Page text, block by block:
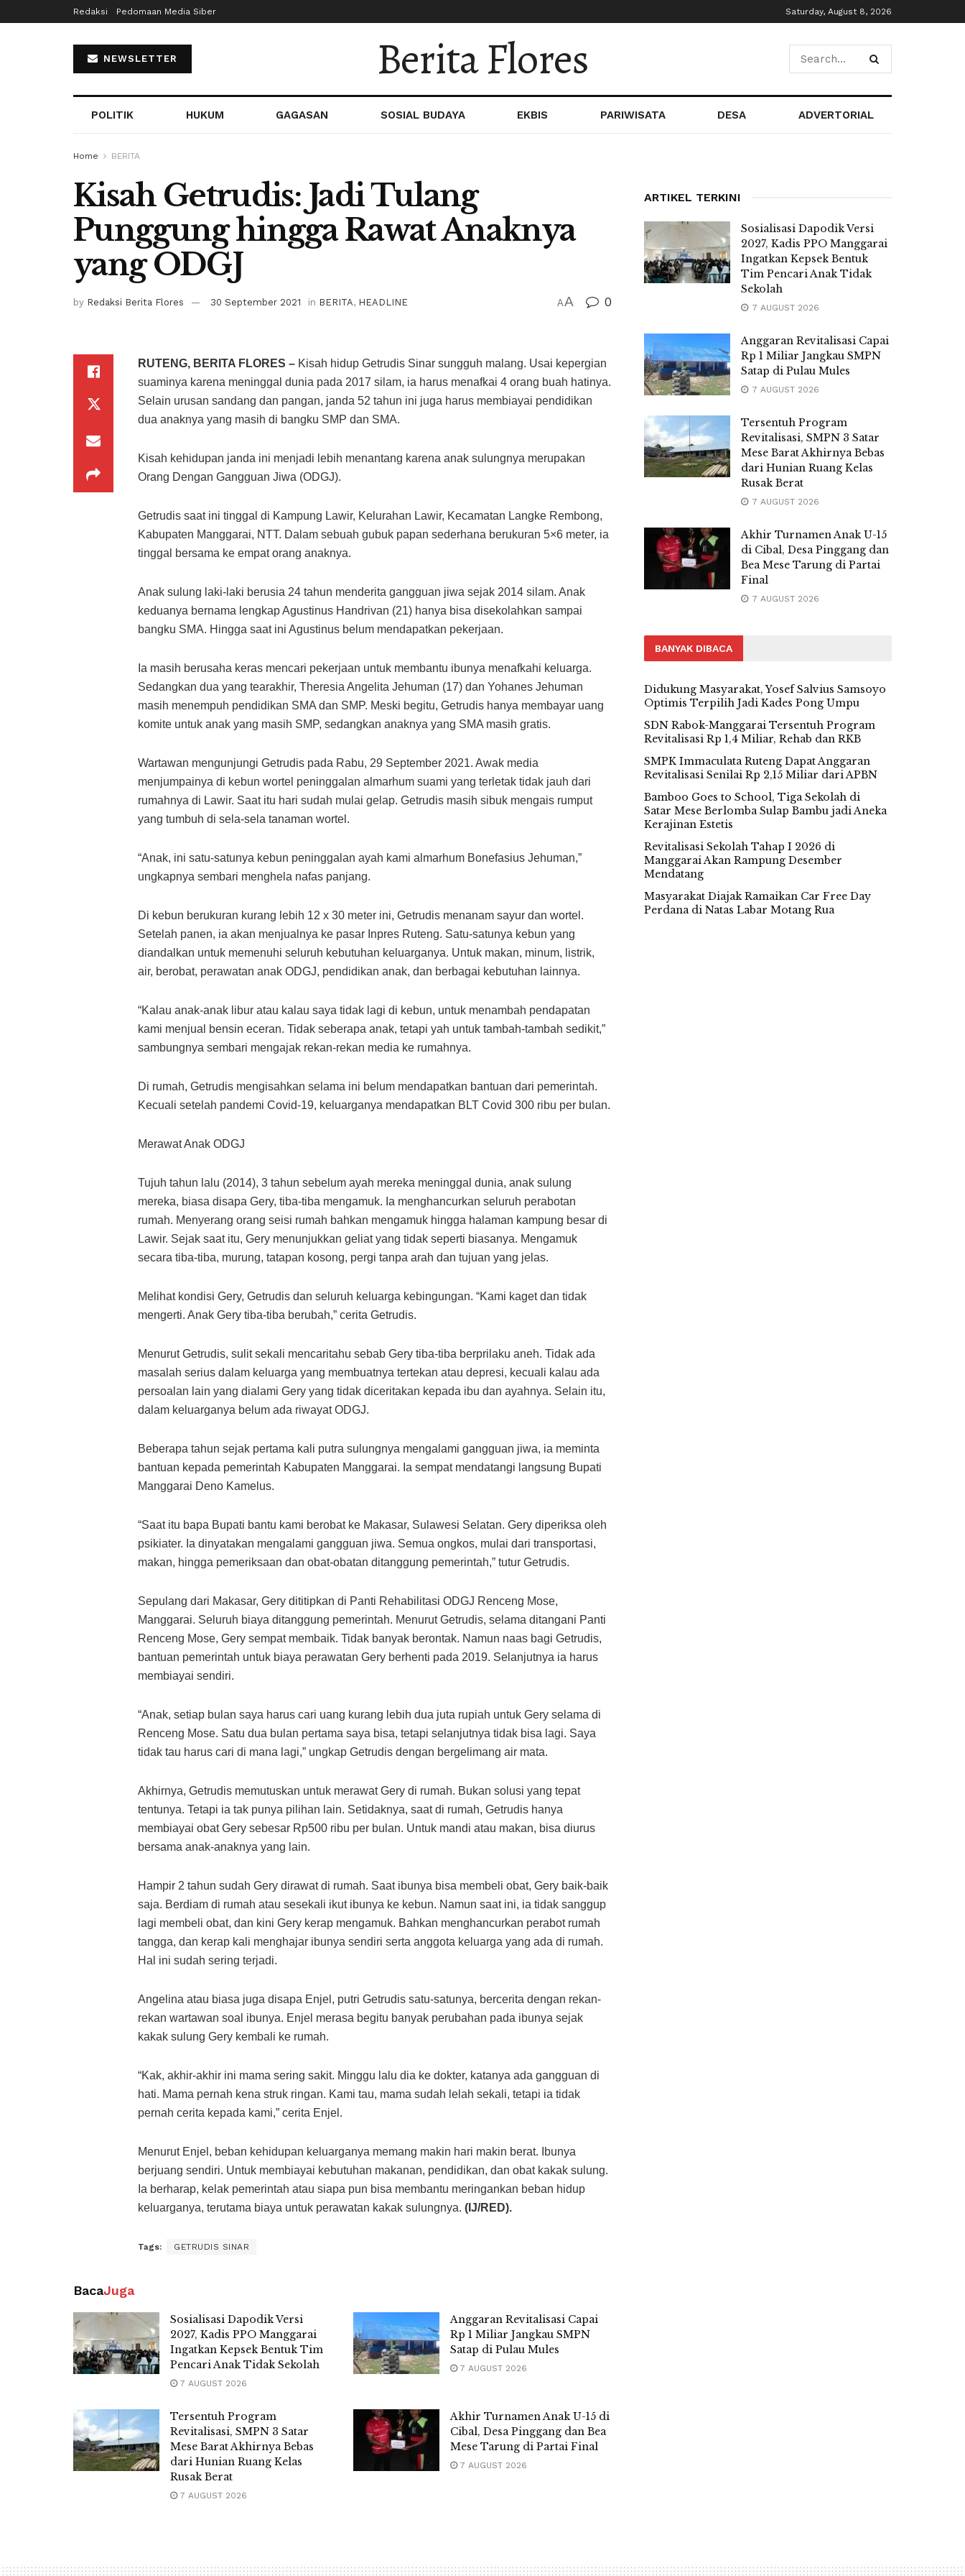
Redaksi Pedomaan Media Siber Saturday, August 8, 2026
NEWSLETTER Berita Flores
POLITIK HUKUM GAGASAN SOSIAL BUDAYA EKBIS PARIWISATA DESA ADVERTORIAL
Home BERITA
Kisah Getrudis: Jadi Tulang
Punggung hingga Rawat Anaknya
yang ODGJ
by Redaksi Berita Flores 30 September 2021 in BERITA, HEADLINE AA 0
RUTENG, BERITA FLORES – Kisah hidup Getrudis Sinar sungguh malang. Usai kepergian
suaminya karena meninggal dunia pada 2017 silam, ia harus menafkai 4 orang buah hatinya.
Selain urusan sandang dan pangan, janda 52 tahun ini juga harus membiayai pendidikan
dua anaknya yang masih di bangku SMP dan SMA.
Kisah kehidupan janda ini menjadi lebih menantang karena anak sulungnya merupakan
Orang Dengan Gangguan Jiwa (ODGJ).
Getrudis saat ini tinggal di Kampung Lawir, Kelurahan Lawir, Kecamatan Langke Rembong,
Kabupaten Manggarai, NTT. Dalam sebuah gubuk papan sederhana berukuran 5×6 meter, ia
tinggal bersama ke empat orang anaknya.
Anak sulung laki-laki berusia 24 tahun menderita gangguan jiwa sejak 2014 silam. Anak
keduanya bernama lengkap Agustinus Handrivan (21) hanya bisa disekolahkan sampai
bangku SMA. Hingga saat ini Agustinus belum mendapatkan pekerjaan.
Ia masih berusaha keras mencari pekerjaan untuk membantu ibunya menafkahi keluarga.
Sedangkan dua yang tearakhir, Theresia Angelita Jehuman (17) dan Yohanes Jehuman
masih menempuh pendidikan SMA dan SMP. Meski begitu, Getrudis hanya membayar uang
komite untuk anak yang masih SMP, sedangkan anaknya yang SMA masih gratis.
Wartawan mengunjungi Getrudis pada Rabu, 29 September 2021. Awak media
menjumpainya di kebun wortel peninggalan almarhum suami yang terletak tidak jauh dari
rumahnya di Lawir. Saat itu hari sudah mulai gelap. Getrudis masih sibuk mengais rumput
yang tumbuh di sela-sela tanaman wortel.
“Anak, ini satu-satunya kebun peninggalan ayah kami almarhum Bonefasius Jehuman,”
ungkapnya sembari menghela nafas panjang.
Di kebun berukuran kurang lebih 12 x 30 meter ini, Getrudis menanam sayur dan wortel.
Setelah panen, ia akan menjualnya ke pasar Inpres Ruteng. Satu-satunya kebun yang
diandalkan untuk memenuhi seluruh kebutuhan keluarganya. Untuk makan, minum, listrik,
air, berobat, perawatan anak ODGJ, pendidikan anak, dan berbagai kebutuhan lainnya.
“Kalau anak-anak libur atau kalau saya tidak lagi di kebun, untuk menambah pendapatan
kami menjual bensin eceran. Tidak seberapa anak, tetapi yah untuk tambah-tambah sedikit,”
sambungnya sembari mengajak rekan-rekan media ke rumahnya.
Di rumah, Getrudis mengisahkan selama ini belum mendapatkan bantuan dari pemerintah.
Kecuali setelah pandemi Covid-19, keluarganya mendapatkan BLT Covid 300 ribu per bulan.
Merawat Anak ODGJ
Tujuh tahun lalu (2014), 3 tahun sebelum ayah mereka meninggal dunia, anak sulung
mereka, biasa disapa Gery, tiba-tiba mengamuk. Ia menghancurkan seluruh perabotan
rumah. Menyerang orang seisi rumah bahkan mengamuk hingga halaman kampung besar di
Lawir. Sejak saat itu, Gery menunjukkan geliat yang tidak seperti biasanya. Mengamuk
secara tiba-tiba, murung, tatapan kosong, pergi tanpa arah dan tujuan yang jelas.
Melihat kondisi Gery, Getrudis dan seluruh keluarga kebingungan. “Kami kaget dan tidak
mengerti. Anak Gery tiba-tiba berubah,” cerita Getrudis.
Menurut Getrudis, sulit sekali mencaritahu sebab Gery tiba-tiba berprilaku aneh. Tidak ada
masalah serius dalam keluarga yang membuatnya tertekan atau depresi, kecuali kalau ada
persoalan lain yang dialami Gery yang tidak diceritakan kepada ibu dan ayahnya. Selain itu,
dalam keluarganya belum ada riwayat ODGJ.
Beberapa tahun sejak pertama kali putra sulungnya mengalami gangguan jiwa, ia meminta
bantuan kepada pemerintah Kabupaten Manggarai. Ia sempat mendatangi langsung Bupati
Manggarai Deno Kamelus.
“Saat itu bapa Bupati bantu kami berobat ke Makasar, Sulawesi Selatan. Gery diperiksa oleh
psikiater. Ia dinyatakan mengalami gangguan jiwa. Semua ongkos, mulai dari transportasi,
makan, hingga pemeriksaan dan obat-obatan ditanggung pemerintah,” tutur Getrudis.
Sepulang dari Makasar, Gery dititipkan di Panti Rehabilitasi ODGJ Renceng Mose,
Manggarai. Seluruh biaya ditanggung pemerintah. Menurut Getrudis, selama ditangani Panti
Renceng Mose, Gery sempat membaik. Tidak banyak berontak. Namun naas bagi Getrudis,
bantuan pemerintah untuk biaya perawatan Gery berhenti pada 2019. Selanjutnya ia harus
membiayai sendiri.
“Anak, setiap bulan saya harus cari uang kurang lebih dua juta rupiah untuk Gery selama di
Renceng Mose. Satu dua bulan pertama saya bisa, tetapi selanjutnya tidak bisa lagi. Saya
tidak tau harus cari di mana lagi,” ungkap Getrudis dengan bergelimang air mata.
Akhirnya, Getrudis memutuskan untuk merawat Gery di rumah. Bukan solusi yang tepat
tentunya. Tetapi ia tak punya pilihan lain. Setidaknya, saat di rumah, Getrudis hanya
membiayai obat Gery sebesar Rp500 ribu per bulan. Untuk mandi atau makan, bisa diurus
bersama anak-anaknya yang lain.
Hampir 2 tahun sudah Gery dirawat di rumah. Saat ibunya bisa membeli obat, Gery baik-baik
saja. Berdiam di rumah atau sesekali ikut ibunya ke kebun. Namun saat ini, ia tidak sanggup
lagi membeli obat, dan kini Gery kerap mengamuk. Bahkan menghancurkan perabot rumah
tangga, dan kerap kali menghajar ibunya sendiri serta anggota keluarga yang ada di rumah.
Hal ini sudah sering terjadi.
Angelina atau biasa juga disapa Enjel, putri Getrudis satu-satunya, bercerita dengan rekan-
rekan wartawan soal ibunya. Enjel merasa begitu banyak perubahan pada ibunya sejak
kakak sulung Gery kembali ke rumah.
“Kak, akhir-akhir ini mama sering sakit. Minggu lalu dia ke dokter, katanya ada gangguan di
hati. Mama pernah kena struk ringan. Kami tau, mama sudah lelah sekali, tetapi ia tidak
pernah cerita kepada kami,” cerita Enjel.
Menurut Enjel, beban kehidupan keluarganya memang makin hari makin berat. Ibunya
berjuang sendiri. Untuk membiayai kebutuhan makanan, pendidikan, dan obat kakak sulung.
Ia berharap, kelak pemerintah atau siapa pun bisa membantu meringankan beban hidup
keluarganya, terutama biaya untuk perawatan kakak sulungnya. (IJ/RED).
Tags: GETRUDIS SINAR
BacaJuga
Sosialisasi Dapodik Versi
2027, Kadis PPO Manggarai
Ingatkan Kepsek Bentuk Tim
Pencari Anak Tidak Sekolah
7 AUGUST 2026
Anggaran Revitalisasi Capai
Rp 1 Miliar Jangkau SMPN
Satap di Pulau Mules
7 AUGUST 2026
Tersentuh Program
Revitalisasi, SMPN 3 Satar
Mese Barat Akhirnya Bebas
dari Hunian Ruang Kelas
Rusak Berat
7 AUGUST 2026
Akhir Turnamen Anak U-15 di
Cibal, Desa Pinggang dan Bea
Mese Tarung di Partai Final
7 AUGUST 2026
ARTIKEL TERKINI
Sosialisasi Dapodik Versi
2027, Kadis PPO Manggarai
Ingatkan Kepsek Bentuk
Tim Pencari Anak Tidak
Sekolah
7 AUGUST 2026
Anggaran Revitalisasi Capai
Rp 1 Miliar Jangkau SMPN
Satap di Pulau Mules
7 AUGUST 2026
Tersentuh Program
Revitalisasi, SMPN 3 Satar
Mese Barat Akhirnya Bebas
dari Hunian Ruang Kelas
Rusak Berat
7 AUGUST 2026
Akhir Turnamen Anak U-15
di Cibal, Desa Pinggang dan
Bea Mese Tarung di Partai
Final
7 AUGUST 2026
BANYAK DIBACA
Didukung Masyarakat, Yosef Salvius Samsoyo
Optimis Terpilih Jadi Kades Pong Umpu
SDN Rabok-Manggarai Tersentuh Program
Revitalisasi Rp 1,4 Miliar, Rehab dan RKB
SMPK Immaculata Ruteng Dapat Anggaran
Revitalisasi Senilai Rp 2,15 Miliar dari APBN
Bamboo Goes to School, Tiga Sekolah di
Satar Mese Berlomba Sulap Bambu jadi Aneka
Kerajinan Estetis
Revitalisasi Sekolah Tahap I 2026 di
Manggarai Akan Rampung Desember
Mendatang
Masyarakat Diajak Ramaikan Car Free Day
Perdana di Natas Labar Motang Rua